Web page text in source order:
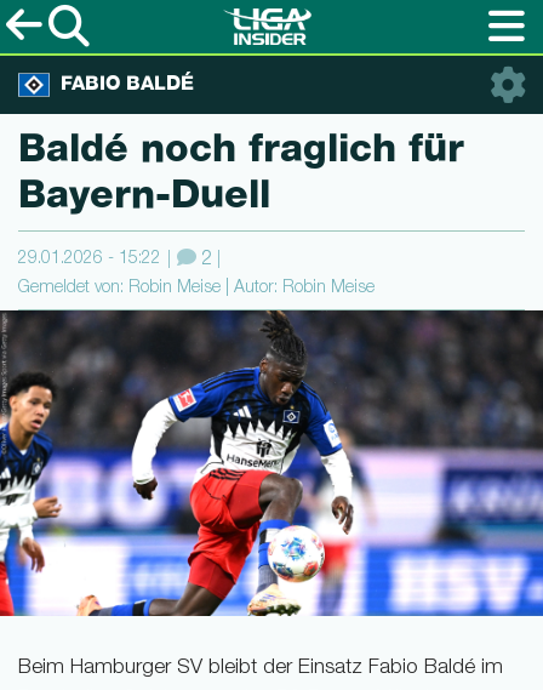
FABIO BALDÉ
Baldé noch fraglich für
Bayern-Duell
29.01.2026 - 15:22 2
Gemeldet von: Robin Meise | Autor: Robin Meise
Beim Hamburger SV bleibt der Einsatz Fabio Baldé im